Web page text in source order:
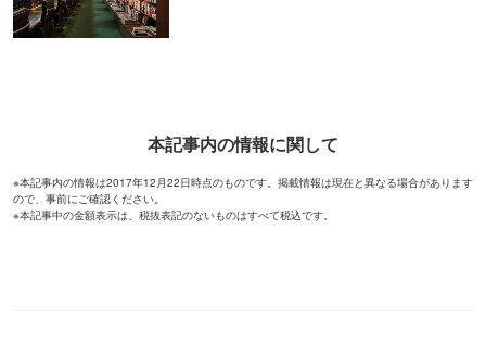
本記事内の情報に関して
※本記事内の情報は2017年12月22日時点のものです。掲載情報は現在と異なる場合があります
ので、事前にご確認ください。
※本記事中の金額表示は、税抜表記のないものはすべて税込です。